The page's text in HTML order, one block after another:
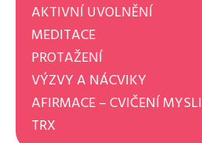
AKTIVNÍ UVOLNĚNÍ
MEDITACE
PROTAŽENÍ
VÝZVY A NÁCVIKY
AFIRMACE – CVIČENÍ MYSLI
TRX